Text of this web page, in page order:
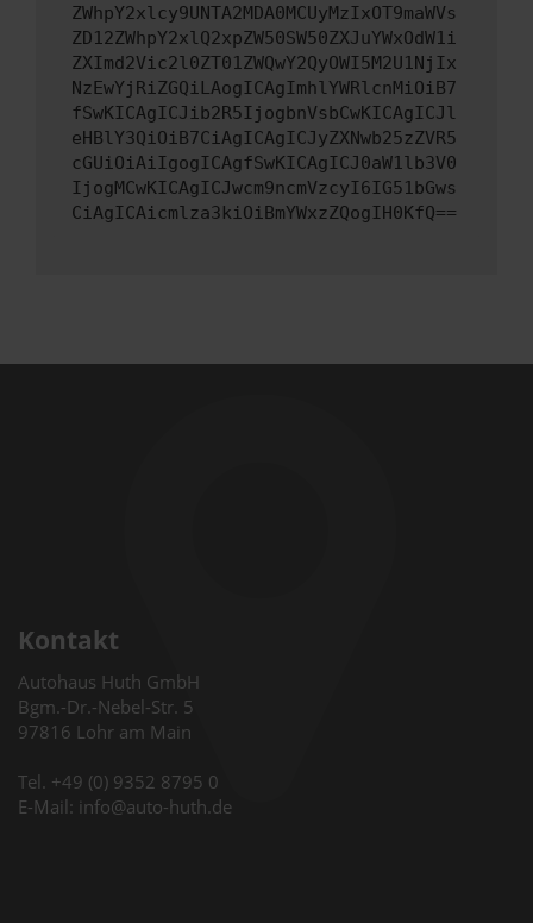
ZWhpY2xlcy9UNTA2MDA0MCUyMzIxOT9maWVs
ZD12ZWhpY2xlQ2xpZW50SW50ZXJuYWxOdW1i
ZXImd2Vic2l0ZT01ZWQwY2QyOWI5M2U1NjIx
NzEwYjRiZGQiLAogICAgImhlYWRlcnMiOiB7
fSwKICAgICJib2R5IjogbnVsbCwKICAgICJl
eHBlY3QiOiB7CiAgICAgICJyZXNwb25zZVR5
cGUiOiAiIgogICAgfSwKICAgICJ0aW1lb3V0
IjogMCwKICAgICJwcm9ncmVzcyI6IG51bGws
CiAgICAicmlza3kiOiBmYWxzZQogIH0KfQ==
Kontakt
Autohaus Huth GmbH
Bgm.-Dr.-Nebel-Str. 5
97816 Lohr am Main
Tel. +49 (0) 9352 8795 0
E-Mail: info@auto-huth.de